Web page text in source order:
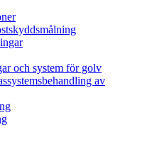
och system för golv
av